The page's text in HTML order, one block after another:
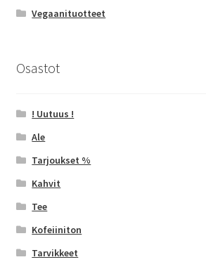
Vegaanituotteet
Osastot
! Uutuus !
Ale
Tarjoukset %
Kahvit
Tee
Kofeiiniton
Tarvikkeet